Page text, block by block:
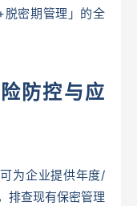
密期管理」的全
防控与应
为企业提供年度/
排查现有保密管理